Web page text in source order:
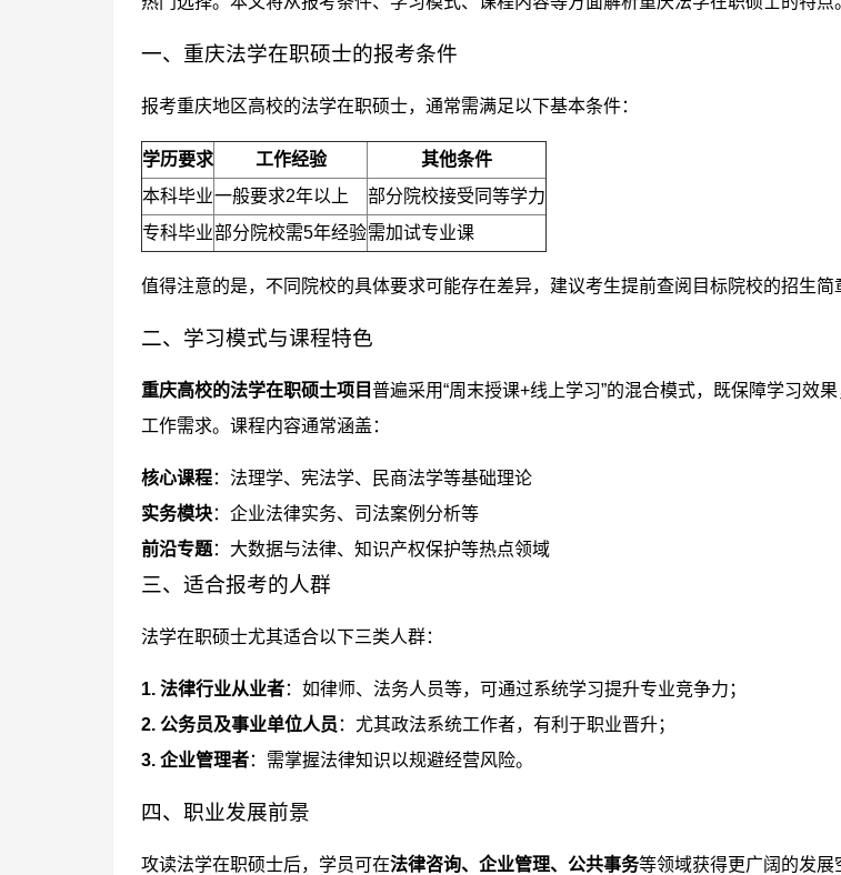
一、重庆法学在职硕士的报考条件
报考重庆地区高校的法学在职硕士，通常需满足以下基本条件：
学历要求 工作经验
其他条件
本科毕业一般要求2年以上
部分院校接受同等学力
专科毕业部分院校需5年经验需加试专业课
值得注意的是，不同院校的具体要求可能存在差异，建议考生提前查阅目标院校的招生简
二、学习模式与课程特色
重庆高校的法学在职硕士项目普遍采用“周末授课+线上学习”的混合模式，既保障学习效
工作需求。课程内容通常涵盖：
核心课程：法理学、宪法学、民商法学等基础理论
实务模块：企业法律实务、司法案例分析等
前沿专题：大数据与法律、知识产权保护等热点领域
三、适合报考的人群
法学在职硕士尤其适合以下三类人群：
1. 法律行业从业者：如律师、法务人员等，可通过系统学习提升专业竞争力；
2. 公务员及事业单位人员 ：尤其政法系统工作者，有利于职业晋升；
3. 企业管理者：需掌握法律知识以规避经营风险。
四、职业发展前景
攻读法学在职硕士后，学员可在法律咨询、企业管理、公共事务等领域获得更广阔的发展